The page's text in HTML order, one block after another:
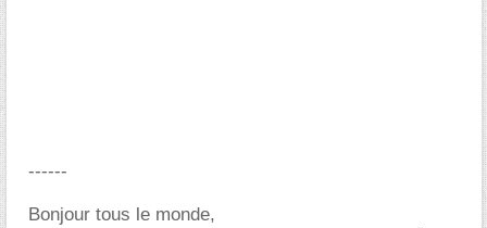
------
Bonjour tous le monde,